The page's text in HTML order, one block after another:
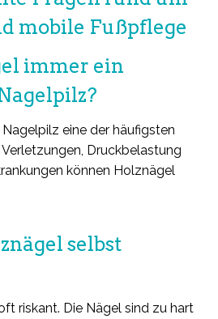
mobile Fußpflege
immer ein
eine der häufigsten
Druckbelastung
können Holznägel
selbst
riskant. Die Nägel sind zu hart